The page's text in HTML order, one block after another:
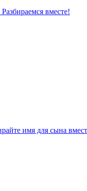
вместе!
имя для сына